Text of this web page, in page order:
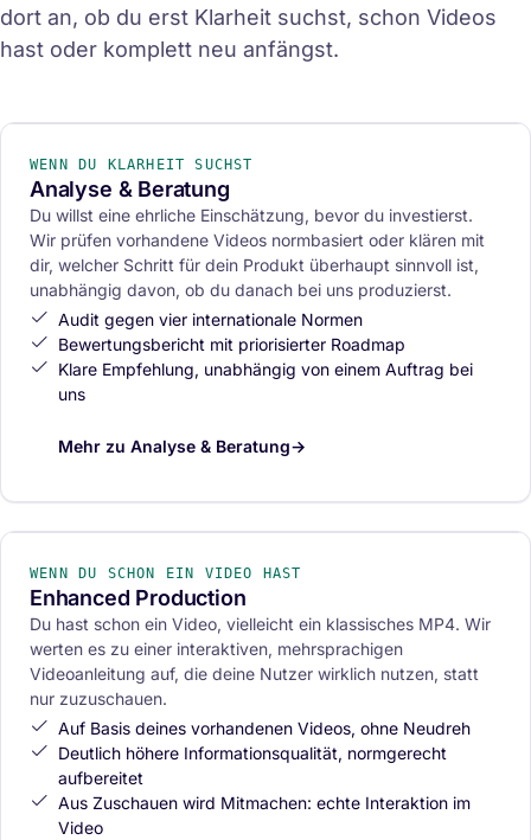
dort an, ob du erst Klarheit suchst, schon Videos
hast oder komplett neu anfängst.
WENN DU KLARHEIT SUCHST
Analyse & Beratung
Du willst eine ehrliche Einschätzung, bevor du investierst.
Wir prüfen vorhandene Videos normbasiert oder klären mit
dir, welcher Schritt für dein Produkt überhaupt sinnvoll ist,
unabhängig davon, ob du danach bei uns produzierst.
Audit gegen vier internationale Normen
Bewertungsbericht mit priorisierter Roadmap
Klare Empfehlung, unabhängig von einem Auftrag bei
uns
Mehr zu Analyse & Beratung→
INTERAKTIV & MEHRSPRACHIG
WENN DU SCHON EIN VIDEO HAST
Enhanced Production
Du hast schon ein Video, vielleicht ein klassisches MP4. Wir
werten es zu einer interaktiven, mehrsprachigen
Videoanleitung auf, die deine Nutzer wirklich nutzen, statt
nur zuzuschauen.
Auf Basis deines vorhandenen Videos, ohne Neudreh
Deutlich höhere Informationsqualität, normgerecht
aufbereitet
Aus Zuschauen wird Mitmachen: echte Interaktion im
Video